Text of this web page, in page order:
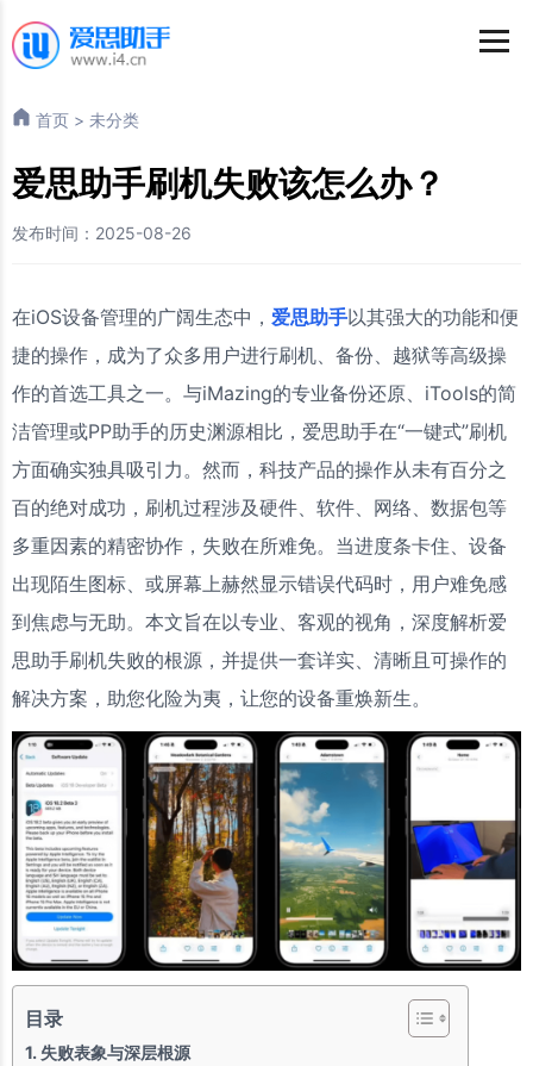
首页 > 未分类
爱思助手刷机失败该怎么办？
发布时间：2025-08-26
在iOS设备管理的广阔生态中， 爱思助手以其强大的功能和便
捷的操作，成为了众多用户进行刷机、备份、越狱等高级操
作的首选工具之一。与iMazing的专业备份还原、iTools的简
洁管理或PP助手的历史渊源相比，爱思助手在“一键式”刷机
方面确实独具吸引力。然而，科技产品的操作从未有百分之
百的绝对成功，刷机过程涉及硬件、软件、网络、数据包等
多重因素的精密协作，失败在所难免。当进度条卡住、设备
出现陌生图标、或屏幕上赫然显示错误代码时，用户难免感
到焦虑与无助。本文旨在以专业、客观的视角，深度解析爱
思助手刷机失败的根源，并提供一套详实、清晰且可操作的
解决方案，助您化险为夷，让您的设备重焕新生。
目录
失败表象与深层根源